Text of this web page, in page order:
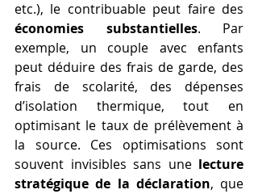
économies substantielles. Par
exemple, un couple avec enfants
peut déduire des frais de garde, des
frais de scolarité, des dépenses
d’isolation thermique, tout en
optimisant le taux de prélèvement à
la source. Ces optimisations sont
souvent invisibles sans une lecture
stratégique de la déclaration, que